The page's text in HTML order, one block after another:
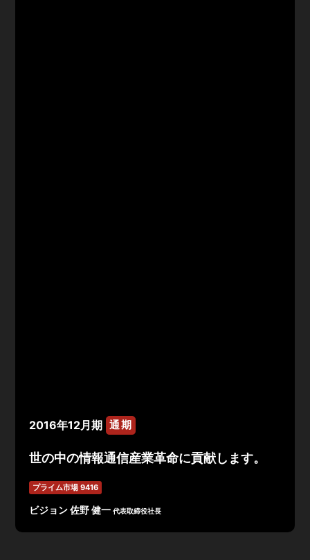
2016年12月期 通期
世の中の情報通信産業革命に貢献します。
プライム市場 9416
ビジョン 佐野 健一代表取締役社長